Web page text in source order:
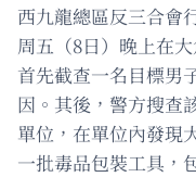
西九龍總區反三合會
周五（8日）晚上在
首先截查一名目標男
因。其後，警方搜查
單位，在單位內發現
一批毒品包裝工具，